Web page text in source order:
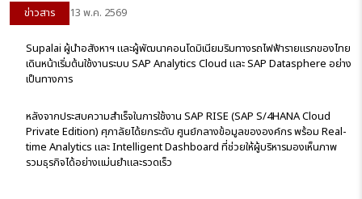
ข่าวสาร 13 พ.ค. 2569
Supalai ผู้นำอสังหาฯ และผู้พัฒนาคอนโดมิเนียมริมทางรถไฟฟ้ารายแรกของไทย
เดินหน้าเริ่มต้นใช้งานระบบ SAP Analytics Cloud และ SAP Datasphere อย่าง
เป็นทางการ
หลังจากประสบความสำเร็จในการใช้งาน SAP RISE (SAP S/4HANA Cloud
Private Edition) ศุภาลัยได้ยกระดับ ศูนย์กลางข้อมูลขององค์กร พร้อม Real-
time Analytics และ Intelligent Dashboard ที่ช่วยให้ผู้บริหารมองเห็นภาพ
รวมธุรกิจได้อย่างแม่นยำและรวดเร็ว